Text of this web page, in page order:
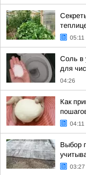
05:11
Соль в
для
04:26
Как
04:11
Выбор
03:27